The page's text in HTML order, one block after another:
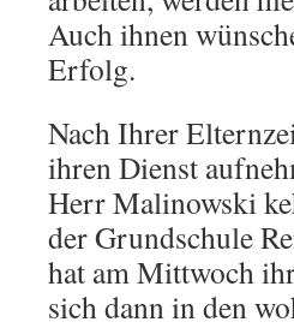
Auch ihnen
Erfolg.
Nach Ihrer
ihren Dienst
Herr Malinowski
der Grundschule
hat am Mittwoch
sich dann in den